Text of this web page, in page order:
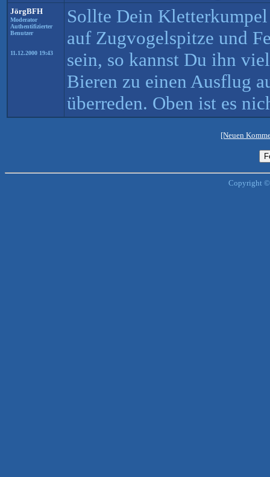
JörgBFH
Moderator
Authentifizierter
Benutzer
11.12.2000 19:43
Sollte Dein
auf Zugvogelspitze und
sein, so kannst Du ihn
Bieren zu einen Ausflug
überreden. Oben ist es
[Neuen
Copyright ©